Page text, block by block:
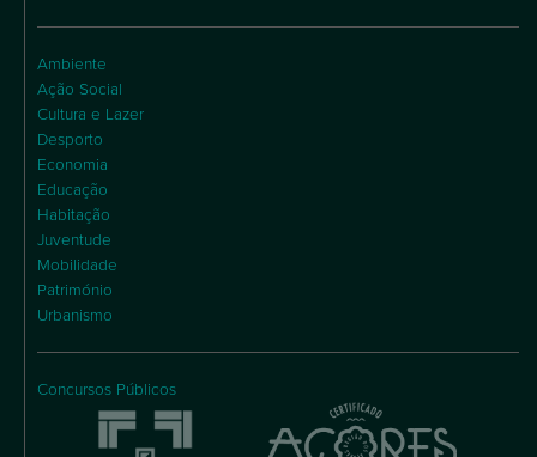
Ambiente
Ação Social
Cultura e Lazer
Desporto
Economia
Educação
Habitação
Juventude
Mobilidade
Património
Urbanismo
Concursos Públicos